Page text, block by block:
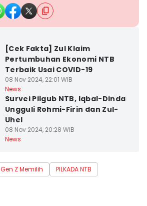
[Cek Fakta] Zul Klaim
Pertumbuhan Ekonomi NTB
Terbaik Usai COVID-19
08 Nov 2024, 22:01 WIB
News
Survei Pilgub NTB, Iqbal-Dinda
Ungguli Rohmi-Firin dan Zul-
Uhel
08 Nov 2024, 20:28 WIB
News
Gen Z Memilih
PILKADA NTB